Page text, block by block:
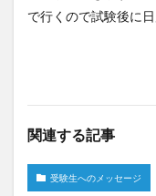
で行くので試験後に
関連する記事
受験生へのメッセージ